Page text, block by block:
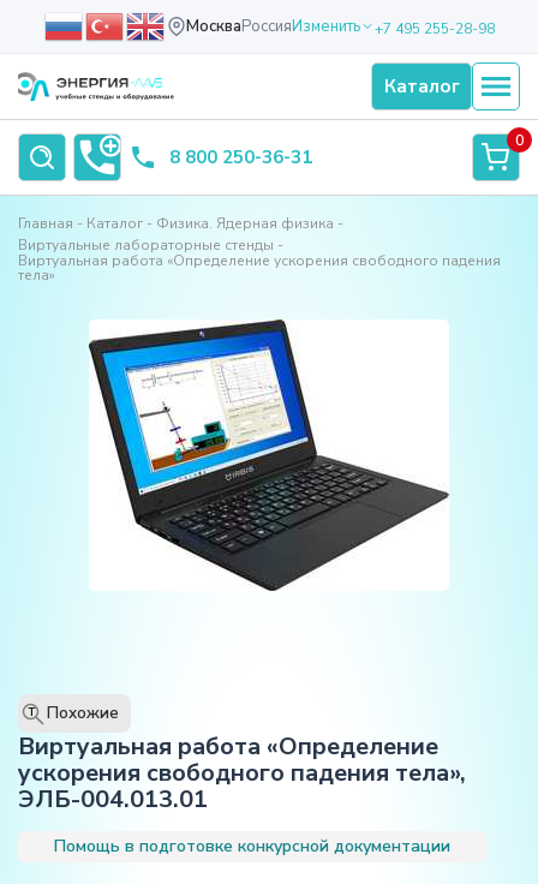
МоскваРоссияИзменить +7 495 255-28-98
Каталог
8 800 250-36-31
0
Главная Каталог
Физика. Ядерная физика
Виртуальные лабораторные стенды
Виртуальная работа «Определение ускорения свободного падения
тела»
T Похожие
Виртуальная работа «Определение
ускорения свободного падения тела»,
ЭЛБ-004.013.01
Помощь в подготовке конкурсной документации